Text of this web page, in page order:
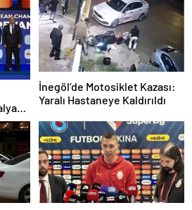
İnegöl’de Motosiklet Kazası:
Yaralı Hastaneye Kaldırıldı